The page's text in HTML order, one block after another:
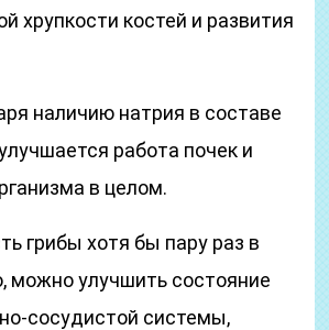
хрупкости костей и развития
наличию натрия в составе
работа почек и
в целом.
грибы хотя бы пару раз в
можно улучшить состояние
сосудистой системы,